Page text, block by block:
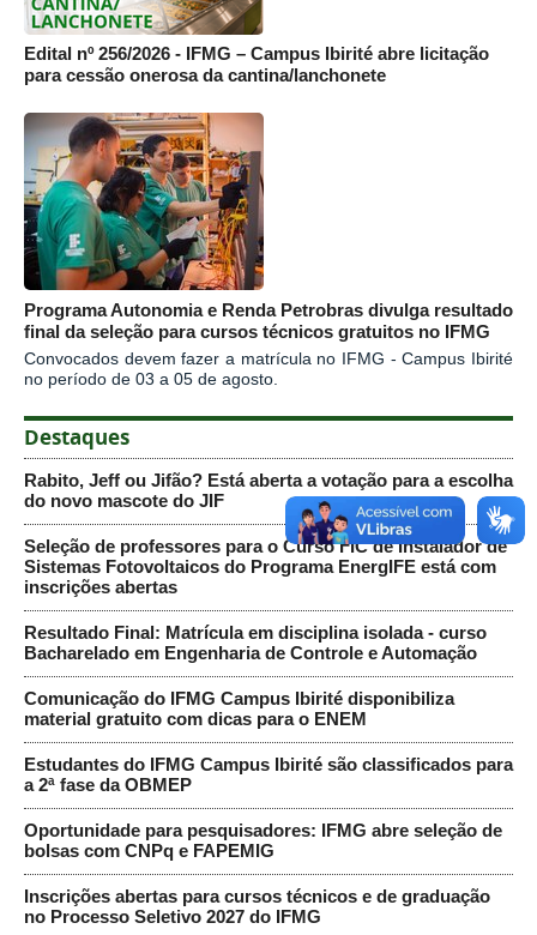
Edital nº 256/2026 - IFMG – Campus Ibirité abre licitação
para cessão onerosa da cantina/lanchonete
Programa Autonomia e Renda Petrobras divulga resultado
final da seleção para cursos técnicos gratuitos no IFMG
Convocados devem fazer a matrícula no IFMG - Campus Ibirité
no período de 03 a 05 de agosto.
Destaques
Rabito, Jeff ou Jifão? Está aberta a votação para a escolha
do novo mascote do JIF
Seleção de professores para o Curso FIC de Instalador de
Sistemas Fotovoltaicos do Programa EnergIFE está com
inscrições abertas
Resultado Final: Matrícula em disciplina isolada - curso
Bacharelado em Engenharia de Controle e Automação
Comunicação do IFMG Campus Ibirité disponibiliza
material gratuito com dicas para o ENEM
Estudantes do IFMG Campus Ibirité são classificados para
a 2ª fase da OBMEP
Oportunidade para pesquisadores: IFMG abre seleção de
bolsas com CNPq e FAPEMIG
Inscrições abertas para cursos técnicos e de graduação
no Processo Seletivo 2027 do IFMG